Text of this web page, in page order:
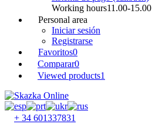
Working hours11.00-15.00
Personal area
Iniciar sesión
Registrarse
Favoritos0
Comparar0
Viewed products1
+ 34 601337831